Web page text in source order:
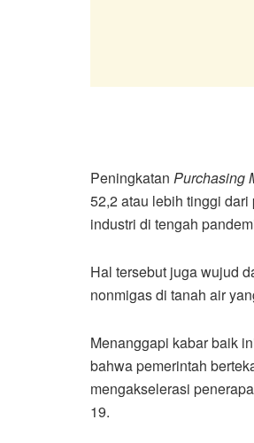
Peningkatan Purchasing
52,2 atau lebih tinggi
industri di tengah
Hal tersebut juga wujud
nonmigas di tanah air
Menanggapi kabar baik
bahwa pemerintah
mengakselerasi
19.